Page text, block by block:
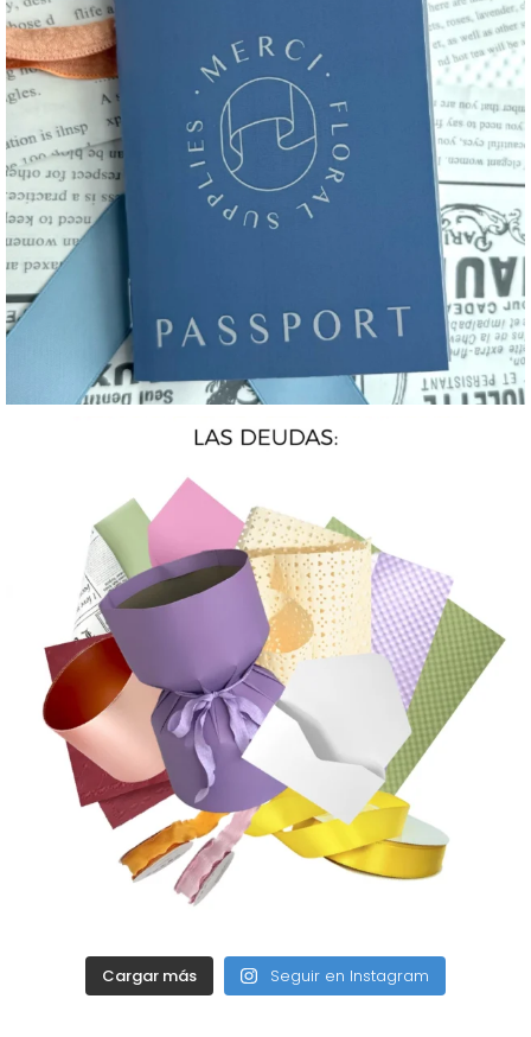
Cargar más Seguir en Instagram